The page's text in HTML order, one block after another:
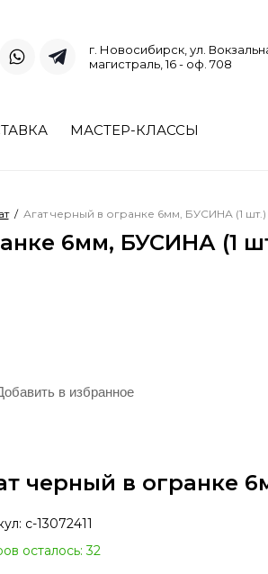
г. Новосибирск, ул.
магистраль, 16 - оф. 708
МАСТЕР-КЛАССЫ
/ Агат черный в огранке 6мм, БУСИНА (1 шт.)
6мм, БУСИНА (1
в избранное
черный в огранке
с-13072411
осталось: 32